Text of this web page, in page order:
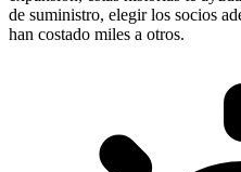
de suministro, elegir los socios
han costado miles a otros.